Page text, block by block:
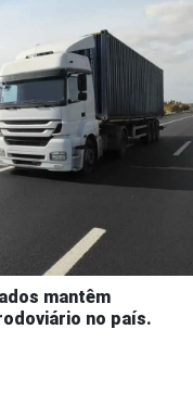
mantêm
no país.